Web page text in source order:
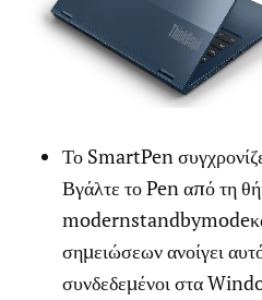
Το SmartPen
Βγάλτε το Pen από τη
σημειώσεων ανοίγει
συνδεδεμένοι στα